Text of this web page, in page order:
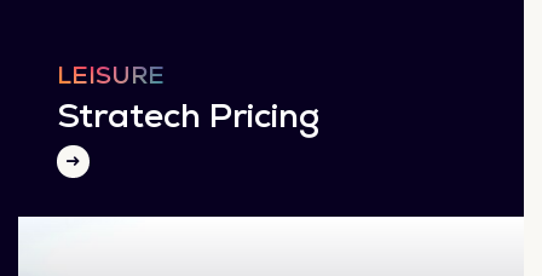
LEISURE
Stratech Pricing